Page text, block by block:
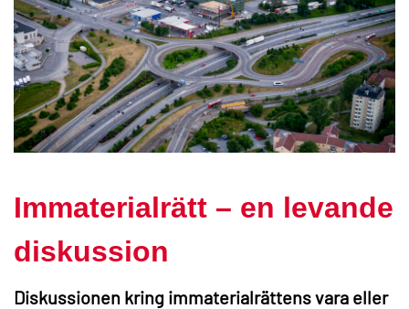
Immaterialrätt – en levande
diskussion
Diskussionen kring immaterialrättens vara eller